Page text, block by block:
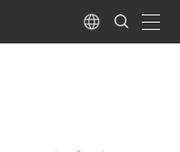
Language
Search
Submit